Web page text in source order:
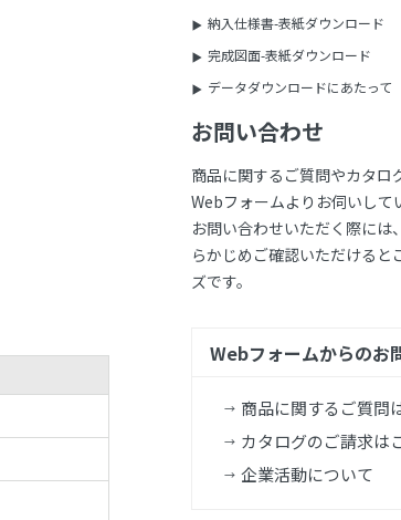
納入仕様書-表紙ダウンロード
完成図面-表紙ダウンロード
データダウンロードにあたって
お問い合わせ
商品に関するご質問やカタロ
Webフォームよりお伺いして
お問い合わせいただく際には
らかじめご確認いただけると
ズです。
Webフォームからのお
商品に関するご質問
カタログのご請求は
企業活動について